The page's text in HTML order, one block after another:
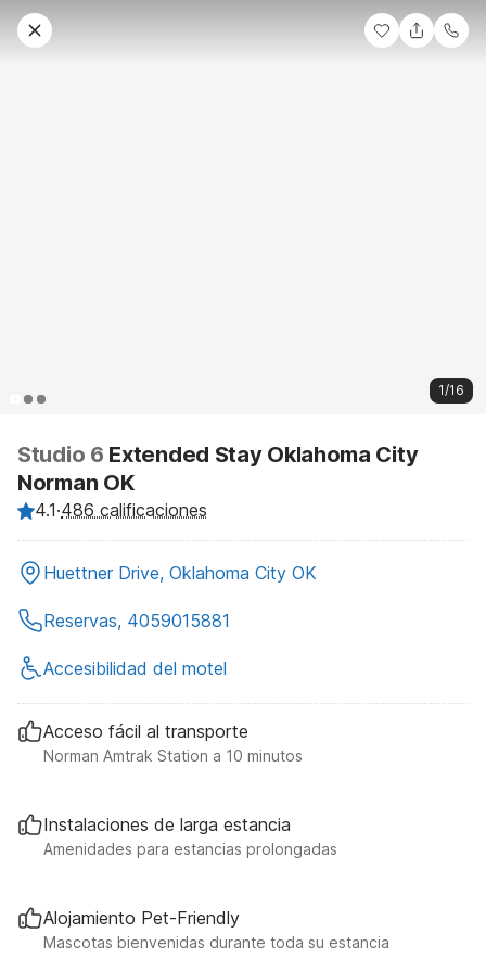
1/16
Studio 6 Extended Stay Oklahoma City
Norman OK
4.1·486 calificaciones
Huettner Drive, Oklahoma City OK
Reservas, 4059015881
Accesibilidad del motel
Acceso fácil al transporte
Norman Amtrak Station a 10 minutos
Instalaciones de larga estancia
Amenidades para estancias prolongadas
Alojamiento Pet-Friendly
Mascotas bienvenidas durante toda su estancia